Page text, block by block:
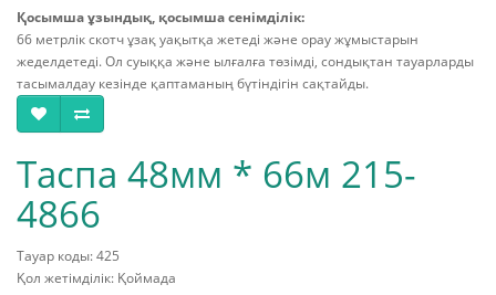
Қосымша ұзындық, қосымша сенімділік:
66 метрлік скотч ұзақ уақытқа жетеді және орау жұмыстарын
жеделдетеді. Ол суыққа және ылғалға төзімді, сондықтан тауарларды
тасымалдау кезінде қаптаманың бүтіндігін сақтайды.
Таспа 48мм * 66м 215-
4866
Тауар коды: 425
Қол жетімділік: Қоймада